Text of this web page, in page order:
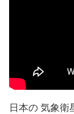
日本の 気象衛